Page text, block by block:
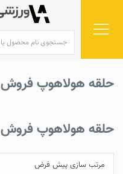
content
حلقه هولاهوپ فروش
حلقه هولاهوپ فروش